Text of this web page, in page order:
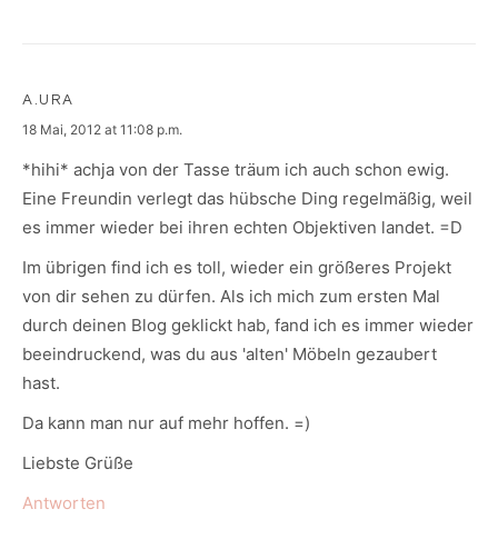
A.URA
says:
18 Mai, 2012 at 11:08 p.m.
*hihi* achja von der Tasse träum ich auch schon ewig.
Eine Freundin verlegt das hübsche Ding regelmäßig, weil
es immer wieder bei ihren echten Objektiven landet. =D
Im übrigen find ich es toll, wieder ein größeres Projekt
von dir sehen zu dürfen. Als ich mich zum ersten Mal
durch deinen Blog geklickt hab, fand ich es immer wieder
beeindruckend, was du aus 'alten' Möbeln gezaubert
hast.
Da kann man nur auf mehr hoffen. =)
Liebste Grüße
Antworten